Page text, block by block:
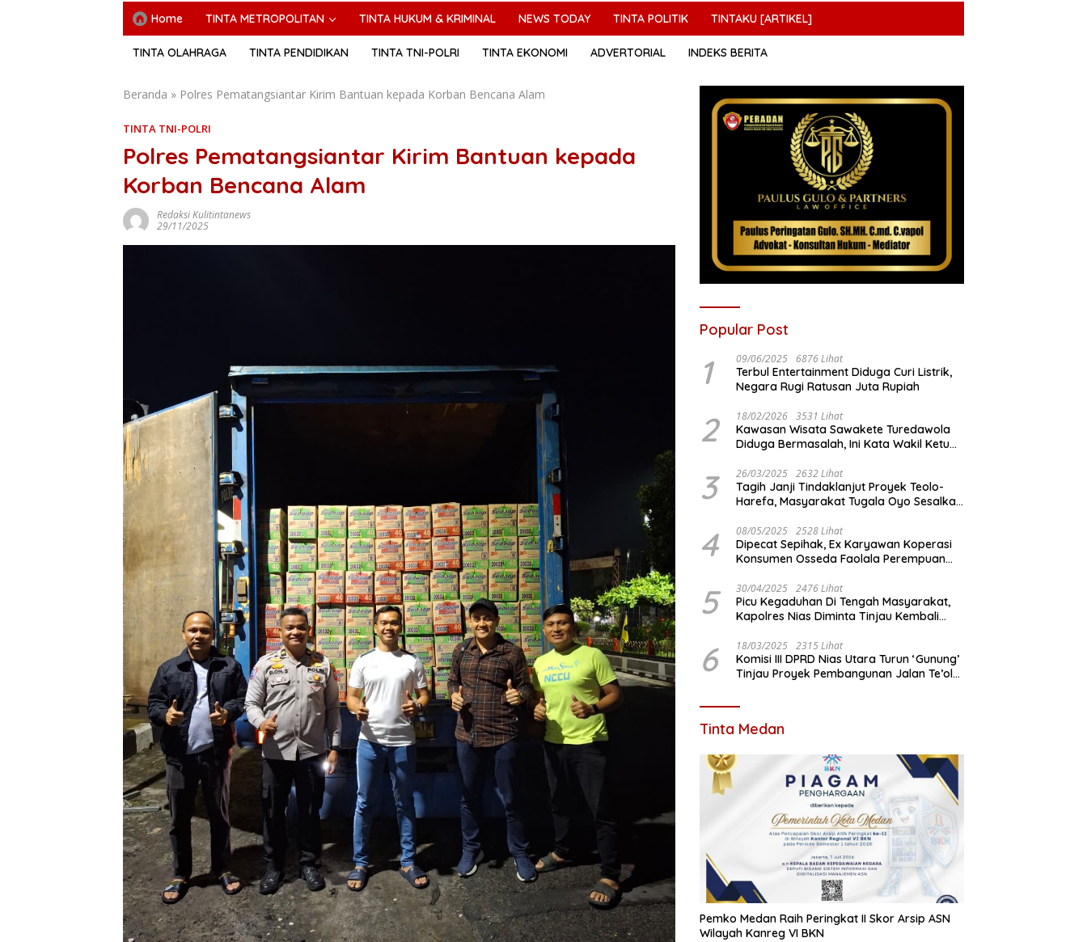
Home TINTA METROPOLITAN TINTA HUKUM & KRIMINAL NEWS TODAY TINTA POLITIK TINTAKU [ARTIKEL]
TINTA OLAHRAGA TINTA PENDIDIKAN TINTA TNI-POLRI TINTA EKONOMI ADVERTORIAL INDEKS BERITA
Beranda » Polres Pematangsiantar Kirim Bantuan kepada Korban Bencana Alam
TINTA TNI-POLRI
Polres Pematangsiantar Kirim Bantuan kepada
Korban Bencana Alam
Redaksi Kulitintanews
29/11/2025
Popular Post
1 09/06/2025 6876 Lihat
Terbul Entertainment Diduga Curi Listrik,
Negara Rugi Ratusan Juta Rupiah
2 18/02/2026 3531 Lihat
Kawasan Wisata Sawakete Turedawola
Diduga Bermasalah, Ini Kata Wakil Ketua
3 26/03/2025 2632 Lihat
Tagih Janji Tindaklanjut Proyek Teolo-
Harefa, Masyarakat Tugala Oyo Sesalkan
Utara
4 08/05/2025 2528 Lihat
Dipecat Sepihak, Ex Karyawan Koperasi
Konsumen Osseda Faolala Perempuan
5 30/04/2025 2476 Lihat
Picu Kegaduhan Di Tengah Masyarakat,
Kapolres Nias Diminta Tinjau Kembali
6 18/03/2025 2315 Lihat
Komisi III DPRD Nias Utara Turun ‘Gunung’
Tinjau Proyek Pembangunan Jalan Te’olo
Tinta Medan
Pemko Medan Raih Peringkat II Skor Arsip ASN
Wilayah Kanreg VI BKN